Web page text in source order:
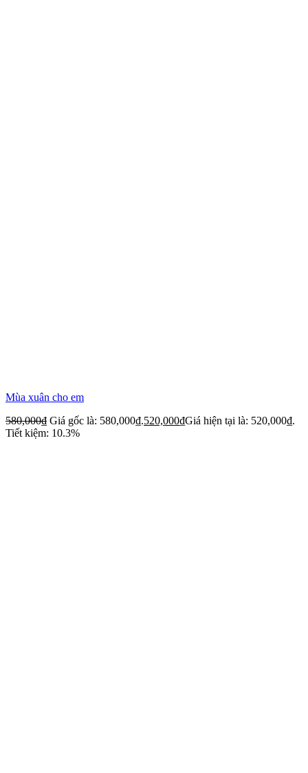
Mùa xuân cho em
580,000₫ Giá gốc là: 580,000₫.520,000₫Giá hiện tại là: 520,000₫.
Tiết kiệm: 10.3%